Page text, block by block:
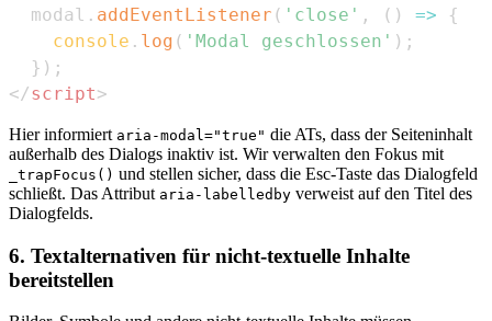
  modal
. addEventListener ( 'close' , ( ) =>
{
console . log ( 'Modal geschlossen' ) ;
} ) ;
</script>
Hier informiert aria-modal="true" die ATs, dass der Seiteninhalt
außerhalb des Dialogs inaktiv ist. Wir verwalten den Fokus mit
_trapFocus() und stellen sicher, dass die Esc-Taste das Dialogfeld
schließt. Das Attribut aria-labelledby verweist auf den Titel des
Dialogfelds.
6. Textalternativen für nicht-textuelle Inhalte
bereitstellen